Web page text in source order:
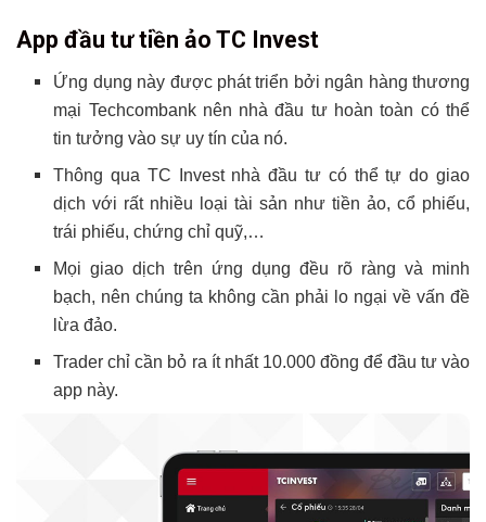
App đầu tư tiền ảo TC Invest
Ứng dụng này được phát triển bởi ngân hàng thương
mại Techcombank nên nhà đầu tư hoàn toàn có thể
tin tưởng vào sự uy tín của nó.
Thông qua TC Invest nhà đầu tư có thể tự do giao
dịch với rất nhiều loại tài sản như tiền ảo, cổ phiếu,
trái phiếu, chứng chỉ quỹ,…
Mọi giao dịch trên ứng dụng đều rõ ràng và minh
bạch, nên chúng ta không cần phải lo ngại về vấn đề
lừa đảo.
Trader chỉ cần bỏ ra ít nhất 10.000 đồng để đầu tư vào
app này.